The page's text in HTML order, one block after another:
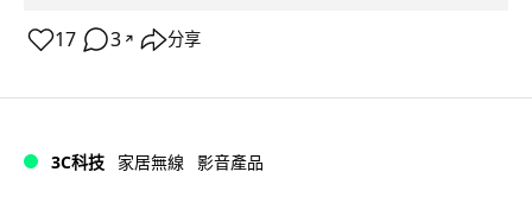
17 3 ↗ 分享
3C科技 家居無線 影音產品